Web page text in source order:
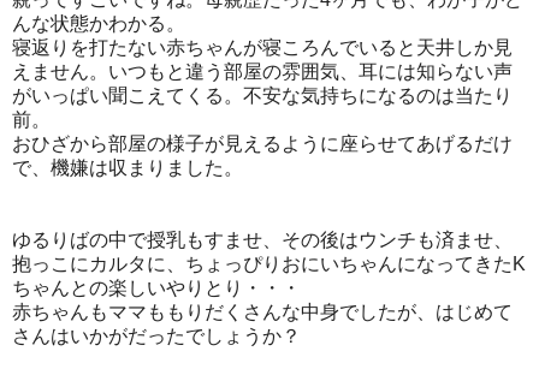
んな状態かわかる。
寝返りを打たない赤ちゃんが寝ころんでいると天井しか見
えません。いつもと違う部屋の雰囲気、耳には知らない声
がいっぱい聞こえてくる。不安な気持ちになるのは当たり
前。
おひざから部屋の様子が見えるように座らせてあげるだけ
で、機嫌は収まりました。
ゆるりばの中で授乳もすませ、その後はウンチも済ませ、
抱っこにカルタに、ちょっぴりおにいちゃんになってきたK
ちゃんとの楽しいやりとり・・・
赤ちゃんもママももりだくさんな中身でしたが、はじめて
さんはいかがだったでしょうか？